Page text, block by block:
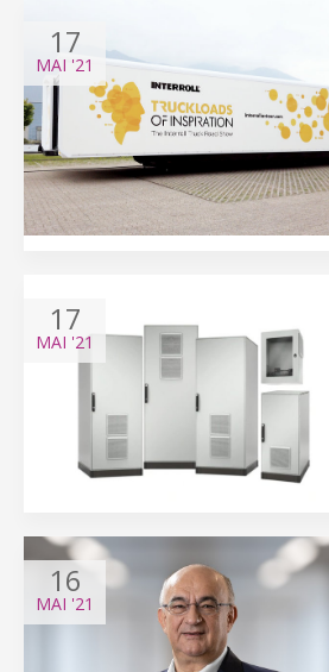
17
MAI '21
17
MAI '21
16
MAI '21